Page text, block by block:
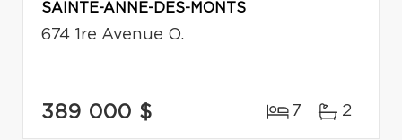
SAINTE-ANNE-DES-MONTS
674 1re Avenue O.
389 000 $ 7 2